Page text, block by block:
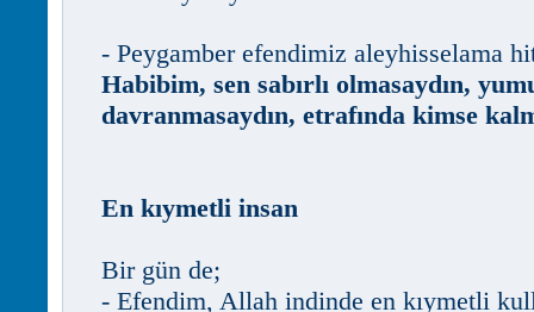
- Peygamber efendimiz aleyhisselama
Habibim, sen sabırlı olmasaydın,
davranmasaydın, etrafında kimse
En kıymetli insan
Bir gün de;
- Efendim, Allah indinde en kıymetli